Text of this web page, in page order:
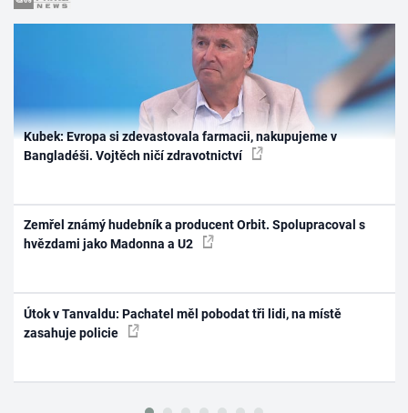
Kubek: Evropa si zdevastovala farmacii, nakupujeme v
Bangladéši. Vojtěch ničí zdravotnictví
Zemřel známý hudebník a producent Orbit. Spolupracoval s
hvězdami jako Madonna a U2
Útok v Tanvaldu: Pachatel měl pobodat tři lidi, na místě
zasahuje policie